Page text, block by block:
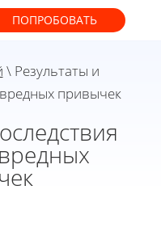
ПОПРОБОВАТЬ
\ Результаты и
привычек